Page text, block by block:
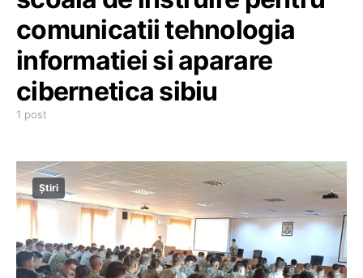
comunicatii tehnologia
informatiei si aparare
cibernetica sibiu
1 post
Știri